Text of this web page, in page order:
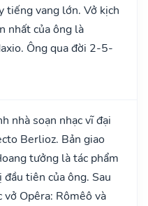
tiếng vang lớn. Vở kịch
nhất của ông là
Ông qua đời 2-5-
nhà soạn nhạc vĩ đại
Berlioz. Bản giao
tưởng là tác phẩm
đầu tiên của ông. Sau
vở Opêra: Rômêô và